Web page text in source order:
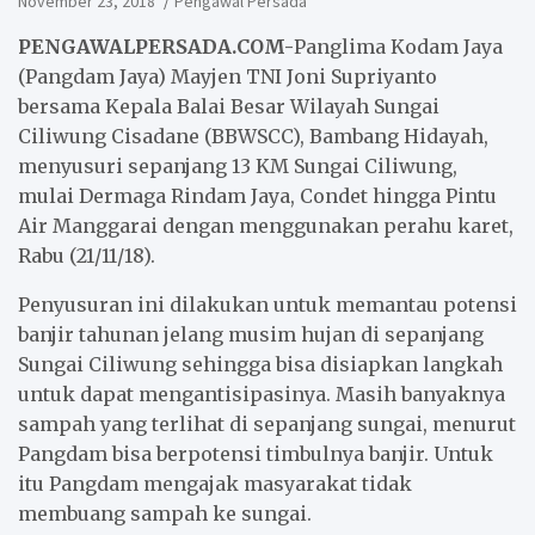
PENGAWALPERSADA.COM-Panglima Kodam Jaya
(Pangdam Jaya) Mayjen TNI Joni Supriyanto
bersama Kepala Balai Besar Wilayah Sungai
Ciliwung Cisadane (BBWSCC), Bambang Hidayah,
menyusuri sepanjang 13 KM Sungai Ciliwung,
mulai Dermaga Rindam Jaya, Condet hingga Pintu
Air Manggarai dengan menggunakan perahu karet,
Rabu (21/11/18).
Penyusuran ini dilakukan untuk memantau potensi
banjir tahunan jelang musim hujan di sepanjang
Sungai Ciliwung sehingga bisa disiapkan langkah
untuk dapat mengantisipasinya. Masih banyaknya
sampah yang terlihat di sepanjang sungai, menurut
Pangdam bisa berpotensi timbulnya banjir. Untuk
itu Pangdam mengajak masyarakat tidak
membuang sampah ke sungai.